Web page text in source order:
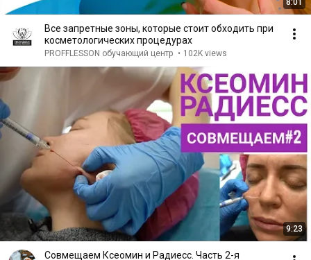
8:01
Все запретные зоны, которые стоит обходить при
косметологических процедурах
PROFFLESSON обучающий центр • 102K views
9:23
Совмещаем Ксеомин и Радиесс. Часть 2-я